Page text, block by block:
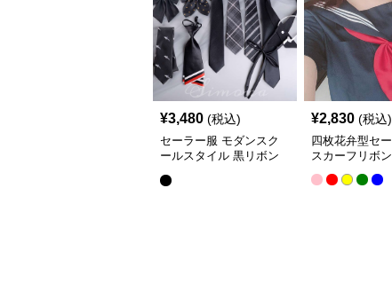
¥3,480 (税込)
セーラー服 モダンスク
ールスタイル 黒リボン
¥2,830 (税込)
四枚花弁型セ
スカーフリボン